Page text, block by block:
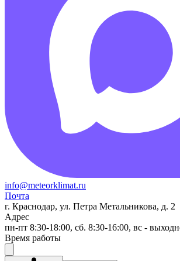
info@meteorklimat.ru
Почта
г. Краснодар, ул. Петра Метальникова, д. 2
Адрес
пн-пт 8:30-18:00, сб. 8:30-16:00, вс -
Время работы